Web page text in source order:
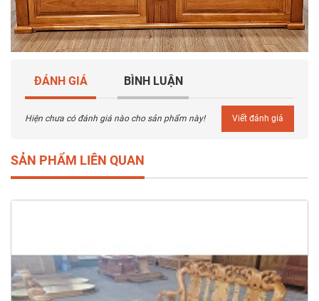
ĐÁNH GIÁ BÌNH LUẬN
Hiện chưa có đánh giá nào cho sản phẩm này! Viết đánh giá
SẢN PHẨM LIÊN QUAN